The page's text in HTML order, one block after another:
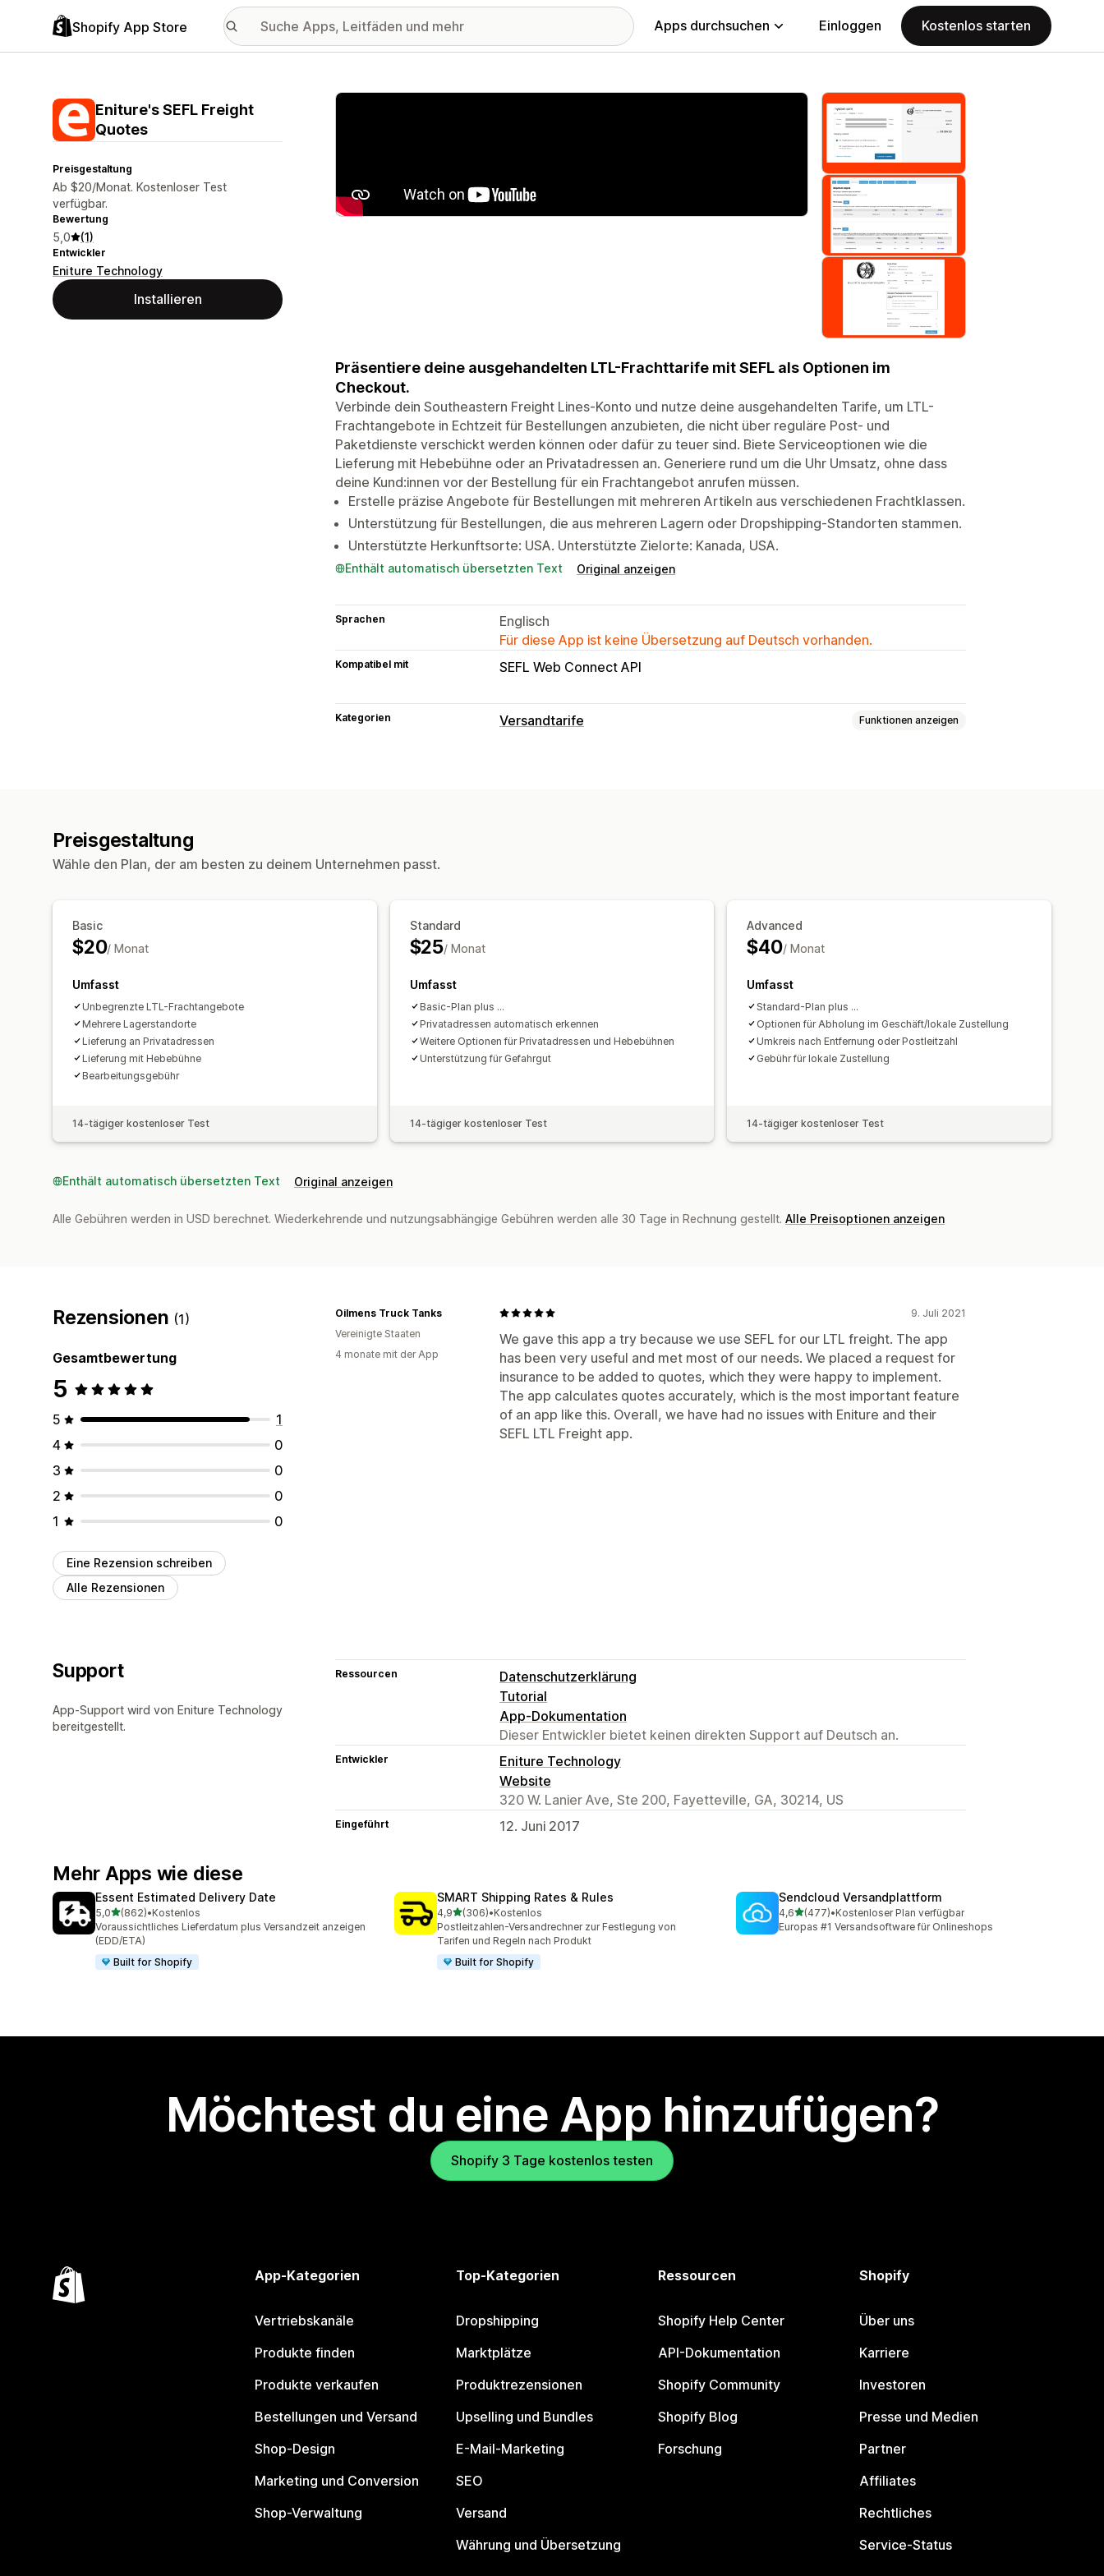
Shopify App Store Apps durchsuchen Einloggen Kostenlos starten
Eniture's SEFL Freight
Quotes
Preisgestaltung
Ab $20/Monat. Kostenloser Test
verfügbar.
Bewertung
5,0 (1)
Entwickler
Eniture Technology
Installieren
Vorgestellte Bildergalerie
Präsentiere deine ausgehandelten LTL-Frachttarife mit SEFL als Optionen im
Checkout.
Verbinde dein Southeastern Freight Lines-Konto und nutze deine ausgehandelten Tarife, um LTL-
Frachtangebote in Echtzeit für Bestellungen anzubieten, die nicht über reguläre Post- und
Paketdienste verschickt werden können oder dafür zu teuer sind. Biete Serviceoptionen wie die
Lieferung mit Hebebühne oder an Privatadressen an. Generiere rund um die Uhr Umsatz, ohne dass
deine Kund:innen vor der Bestellung für ein Frachtangebot anrufen müssen.
Erstelle präzise Angebote für Bestellungen mit mehreren Artikeln aus verschiedenen Frachtklassen.
Unterstützung für Bestellungen, die aus mehreren Lagern oder Dropshipping-Standorten stammen.
Unterstützte Herkunftsorte: USA. Unterstützte Zielorte: Kanada, USA.
Enthält automatisch übersetzten Text Original anzeigen
Sprachen
Englisch
Für diese App ist keine Übersetzung auf Deutsch vorhanden.
Kompatibel mit SEFL Web Connect API
Kategorien Versandtarife Funktionen anzeigen
Preisgestaltung
Wähle den Plan, der am besten zu deinem Unternehmen passt.
Basic
$20/ Monat
Umfasst
Unbegrenzte LTL-Frachtangebote
Mehrere Lagerstandorte
Lieferung an Privatadressen
Lieferung mit Hebebühne
Bearbeitungsgebühr
14-tägiger kostenloser Test
Standard
$25/ Monat
Umfasst
Basic-Plan plus ...
Privatadressen automatisch erkennen
Weitere Optionen für Privatadressen und Hebebühnen
Unterstützung für Gefahrgut
14-tägiger kostenloser Test
Advanced
$40/ Monat
Umfasst
Standard-Plan plus ...
Optionen für Abholung im Geschäft/lokale Zustellung
Umkreis nach Entfernung oder Postleitzahl
Gebühr für lokale Zustellung
14-tägiger kostenloser Test
Enthält automatisch übersetzten Text Original anzeigen
Alle Gebühren werden in USD berechnet. Wiederkehrende und nutzungsabhängige Gebühren werden alle 30 Tage in Rechnung gestellt. Alle Preisoptionen anzeigen
Rezensionen (1)
Gesamtbewertung
5
5
1
4
0
3
0
2
0
1
0
Eine Rezension schreiben
Alle Rezensionen
9. Juli 2021
We gave this app a try because we use SEFL for our LTL freight. The app
has been very useful and met most of our needs. We placed a request for
insurance to be added to quotes, which they were happy to implement.
The app calculates quotes accurately, which is the most important feature
of an app like this. Overall, we have had no issues with Eniture and their
SEFL LTL Freight app.
Oilmens Truck Tanks
Vereinigte Staaten
4 monate mit der App
Support
App-Support wird von Eniture Technology
bereitgestellt.
Ressourcen
Datenschutzerklärung
Tutorial
App-Dokumentation
Dieser Entwickler bietet keinen direkten Support auf Deutsch an.
Entwickler
Eniture Technology
Website
320 W. Lanier Ave, Ste 200, Fayetteville, GA, 30214, US
Eingeführt 12. Juni 2017
Mehr Apps wie diese
Essent Estimated Delivery Date
5,0von 5 Sternen
(862)
862 Rezensionen insgesamt
•Kostenlos
Voraussichtliches Lieferdatum plus Versandzeit anzeigen
(EDD/ETA)
Built for Shopify
SMART Shipping Rates & Rules
4,9von 5 Sternen
(306)
306 Rezensionen insgesamt
•Kostenlos
Postleitzahlen-Versandrechner zur Festlegung von
Tarifen und Regeln nach Produkt
Built for Shopify
Sendcloud Versandplattform
4,6von 5 Sternen
(477)
477 Rezensionen insgesamt
•Kostenloser Plan verfügbar
Europas #1 Versandsoftware für Onlineshops
Möchtest du eine App hinzufügen?
Shopify 3 Tage kostenlos testen
App-Kategorien
Vertriebskanäle
Produkte finden
Produkte verkaufen
Bestellungen und Versand
Shop-Design
Marketing und Conversion
Shop-Verwaltung
Top-Kategorien
Dropshipping
Marktplätze
Produktrezensionen
Upselling und Bundles
E-Mail-Marketing
SEO
Versand
Währung und Übersetzung
Ressourcen
Shopify Help Center
API-Dokumentation
Shopify Community
Shopify Blog
Forschung
Shopify
Über uns
Karriere
Investoren
Presse und Medien
Partner
Affiliates
Rechtliches
Service-Status